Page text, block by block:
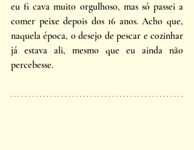
eu fi cava muito orgulhoso, mas só passei a
comer peixe depois dos 16 anos. Acho que,
naquela época, o desejo de pescar e cozinhar
já estava ali, mesmo que eu ainda não
percebesse.